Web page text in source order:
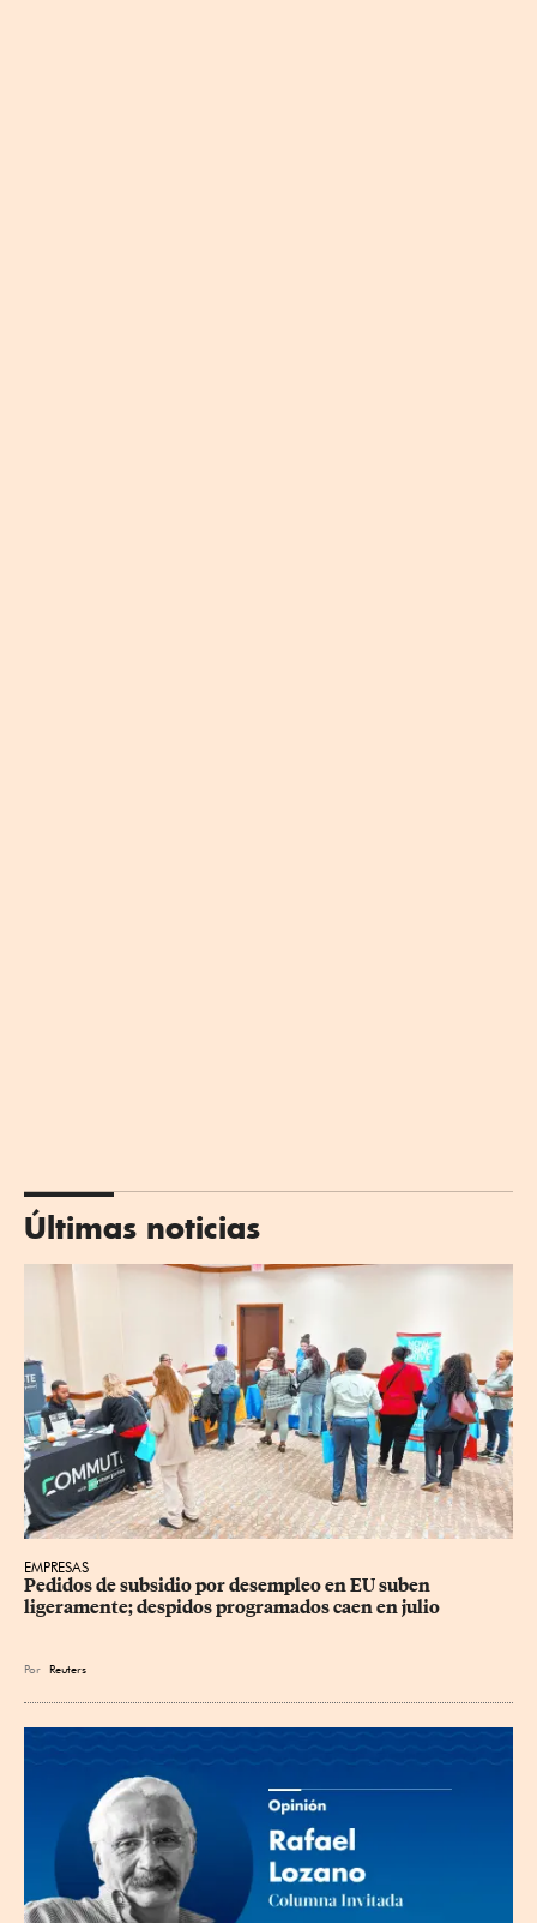
Últimas noticias
EMPRESAS
Pedidos de subsidio por desempleo en EU suben
ligeramente; despidos programados caen en julio
Por Reuters